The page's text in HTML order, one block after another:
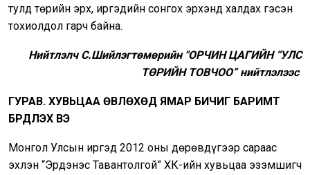
тулд төрийн эрх, иргэдийн сонгох эрхэнд халдах гэсэн
тохиолдол гарч байна.
Нийтлэлч С.Шийлэгтөмөрийн "ОРЧИН ЦАГИЙН “УЛС
ТӨРИЙН ТОВЧОО” нийтлэлээс
ГУРАВ. ХУВЬЦАА ӨВЛӨХӨД ЯМАР БИЧИГ БАРИМТ
БҮРДҮҮЛЭХ ВЭ
Монгол Улсын иргэд 2012 оны дөрөвдүгээр сараас
эхлэн “Эрдэнэс Тавантолгой” ХК-ийн хувьцаа эзэмшигч